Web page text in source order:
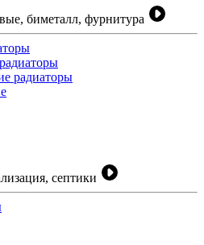
биметалл, фурнитура
радиаторы
септики